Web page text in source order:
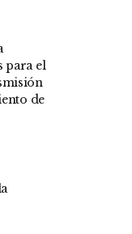
para el
de